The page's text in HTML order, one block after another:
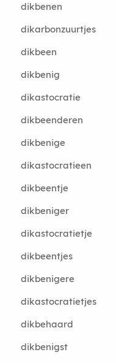
dikbenen
dikarbonzuurtjes
dikbeen
dikbenig
dikastocratie
dikbeenderen
dikbenige
dikastocratieen
dikbeentje
dikbeniger
dikastocratietje
dikbeentjes
dikbenigere
dikastocratietjes
dikbehaard
dikbenigst